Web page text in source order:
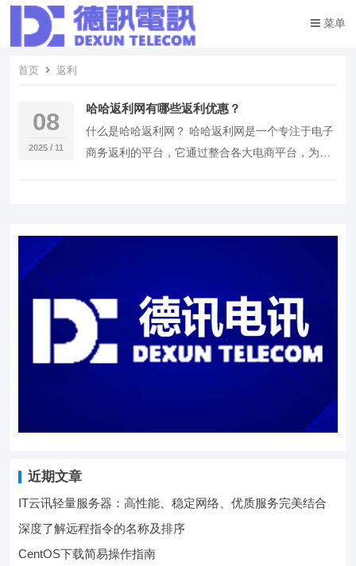
菜单
首页 返利
08
2025 / 11
哈哈返利网有哪些返利优惠？
什么是哈哈返利网？ 哈哈返利网是一个专注于电子
商务返利的平台，它通过整合各大电商平台，为用
近期文章
IT云讯轻量服务器：高性能、稳定网络、优质服务完美结合
深度了解远程指令的名称及排序
CentOS下载简易操作指南